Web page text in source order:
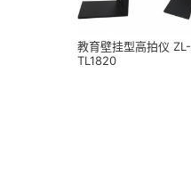
教育壁挂型高拍仪 ZL-
TL1820